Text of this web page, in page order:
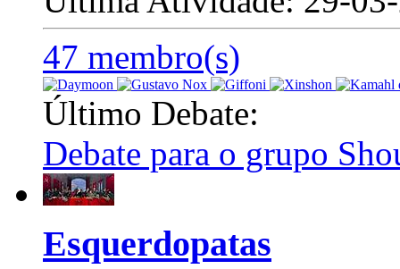
47 membro(s)
Último Debate:
Debate para o grupo
Esquerdopatas